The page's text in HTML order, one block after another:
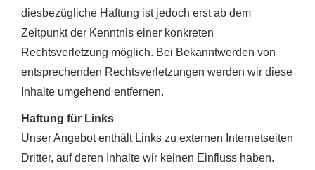
diesbezügliche Haftung ist jedoch erst ab dem
Zeitpunkt der Kenntnis einer konkreten
Rechtsverletzung möglich. Bei Bekanntwerden von
entsprechenden Rechtsverletzungen werden wir diese
Inhalte umgehend entfernen.
Haftung für Links
Unser Angebot enthält Links zu externen Internetseiten
Dritter, auf deren Inhalte wir keinen Einfluss haben.